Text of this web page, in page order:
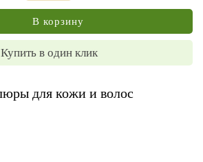
В корзину
Купить в один клик